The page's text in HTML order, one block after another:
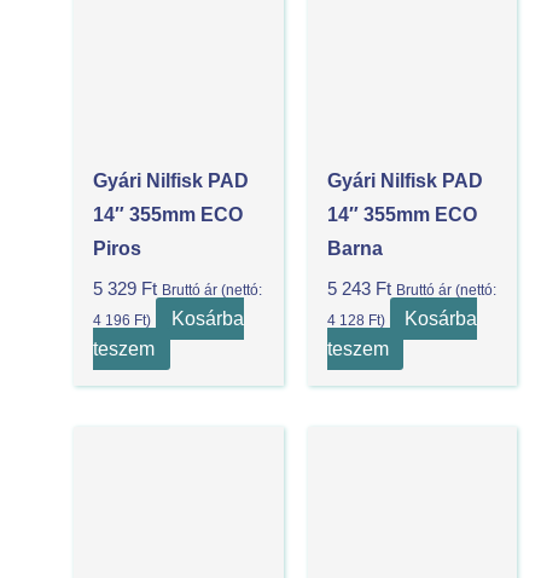
Gyári Nilfisk PAD
14″ 355mm ECO
Piros
5 329 Ft Bruttó ár (nettó:
4 196 Ft)
Kosárba
teszem
Gyári Nilfisk PAD
14″ 355mm ECO
Barna
5 243 Ft Bruttó ár (nettó:
4 128 Ft)
Kosárba
teszem